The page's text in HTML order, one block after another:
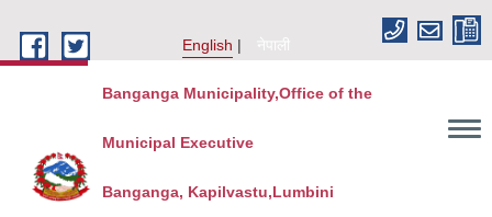
English
नेपाली
Banganga Municipality,Office of the
Municipal Executive
Banganga, Kapilvastu,Lumbini